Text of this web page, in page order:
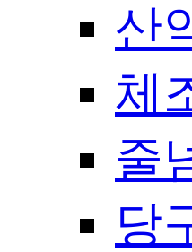
산
체
줄
당